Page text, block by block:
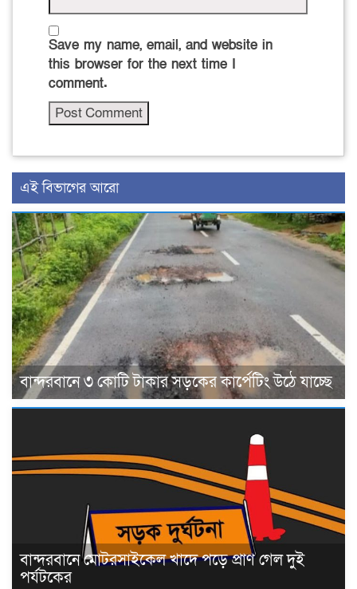
Save my name, email, and website in
this browser for the next time I
comment.
এই বিভাগের আরো
বান্দরবানে ৩ কোটি টাকার সড়কের কার্পেটিং উঠে যাচ্ছে
বান্দরবানে মোটরসাইকেল খাদে পড়ে প্রাণ গেল দুই
পর্যটকের